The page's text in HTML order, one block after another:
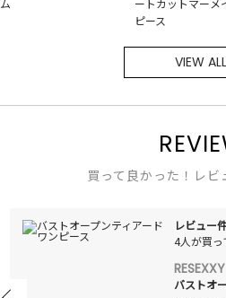
VIEW ALL
買って良かった！レビ
レビュー
4人が買っ
RESEXXY
バストオ